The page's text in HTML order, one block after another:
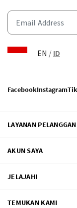
EN / ID
FacebookInstagram
LAYANAN PELANGGAN
AKUN SAYA
JELAJAHI
TEMUKAN KAMI